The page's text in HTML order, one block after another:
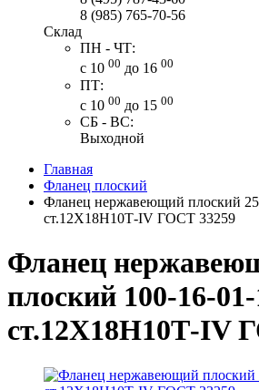
8 (985) 765-70-56
Склад
ПН - ЧТ:
с 10 00 до 16 00
ПТ:
с 10 00 до 15 00
СБ - ВС:
Выходной
Главная
Фланец плоский
Фланец нержавеющий плоский
ст.12Х18Н10Т-IV ГОСТ 33259
Фланец
плоский 100-16-
ст.12Х18Н10Т-IV